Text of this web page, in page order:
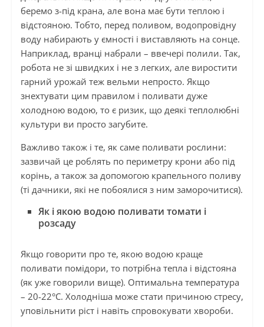
беремо з-під крана, але вона має бути теплою і
відстояною. Тобто, перед поливом, водопровідну
воду набирають у ємності і виставляють на сонце.
Наприклад, вранці набрали – ввечері полили. Так,
робота не зі швидких і не з легких, але виростити
гарний урожай теж вельми непросто. Якщо
знехтувати цим правилом і поливати дуже
холодною водою, то є ризик, що деякі теплолюбні
культури ви просто загубите.
Важливо також і те, як саме поливати рослини:
зазвичай це роблять по периметру крони або під
корінь, а також за допомогою крапельного поливу
(ті дачники, які не побоялися з ним заморочитися).
Як і якою водою поливати томати і
розсаду
Якщо говорити про те, якою водою краще
поливати помідори, то потрібна тепла і відстояна
(як уже говорили вище). Оптимальна температура
– 20-22°C. Холодніша може стати причиною стресу,
уповільнити ріст і навіть спровокувати хвороби.